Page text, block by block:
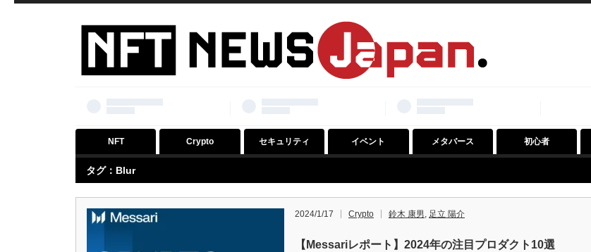
NFT Crypto セキュリティ イベント メタバース 初心者
タグ：Blur
2024/1/17 Crypto 鈴木 康男, 足立 陽介
【Messariレポート】2024年の注目プロダクト10選